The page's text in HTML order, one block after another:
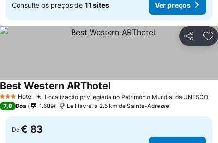
Consulte os preços de 11 sites Ver preços
Partilhar
3 EstrelasHotel Localização privilegiada no Património Mundial da UNESCO
Best Western ARThotelVer preços
7,8 Boa 1.689 Le Havre, a 2.5 km de Sainte-Adresse
De € 83